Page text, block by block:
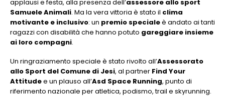
applausi e festa, alla presenza dell’assessore allo sport
Samuele Animali. Ma la vera vittoria è stato il clima
motivante e inclusivo: un premio specialeè andato ai tanti
ragazzi con disabilità che hanno potuto gareggiare insieme
ai loro compagni.
Un ringraziamento speciale è stato rivolto all’Assessorato
allo Sport del Comune di Jesi, al partner Find Your
Attitudee un plauso all’Asd Space Running, punto di
riferimento nazionale per atletica, podismo, trail e skyrunning.